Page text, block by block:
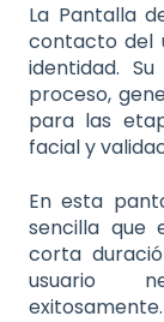
La Pantalla
contacto del
identidad.
proceso,
para las
facial y
En esta
sencilla que
corta
usuario
exitosamente.